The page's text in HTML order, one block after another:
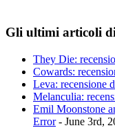
Gli ultimi articoli
They Die:
Cowards:
Leva: recensione
Melanculia:
Emil Moonstone
Error- June 3rd,